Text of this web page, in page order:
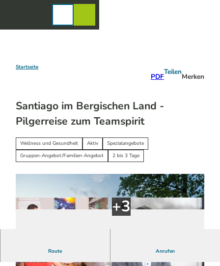
Startseite
PDF
Teilen
Merken
Santiago im Bergischen Land -
Pilgerreise zum Teamspirit
Wellness und Gesundheit Aktiv
Spezialangebote
Gruppen-Angebot/Familien-Angebot
2 bis 3 Tage
Route Anrufen
Teamreise in Bergisch Gladbach, Bergneustadt oder
Odenthal.